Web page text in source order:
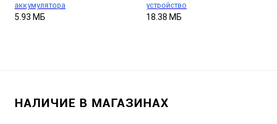
аккумулятора
5.93 МБ
устройство
18.38 МБ
НАЛИЧИЕ В МАГАЗИНАХ